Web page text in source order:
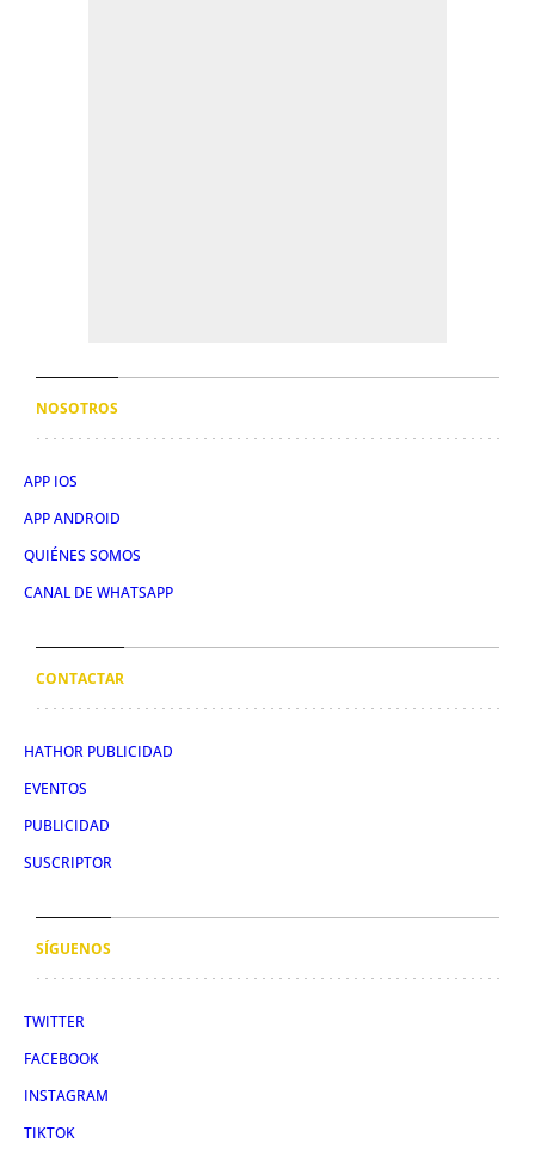
NOSOTROS
APP IOS
APP ANDROID
QUIÉNES SOMOS
CANAL DE WHATSAPP
CONTACTAR
HATHOR PUBLICIDAD
EVENTOS
PUBLICIDAD
SUSCRIPTOR
SÍGUENOS
TWITTER
FACEBOOK
INSTAGRAM
TIKTOK